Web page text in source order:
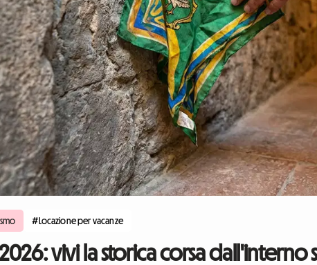
#Locazione per vacanze
2026: vivi la storica corsa